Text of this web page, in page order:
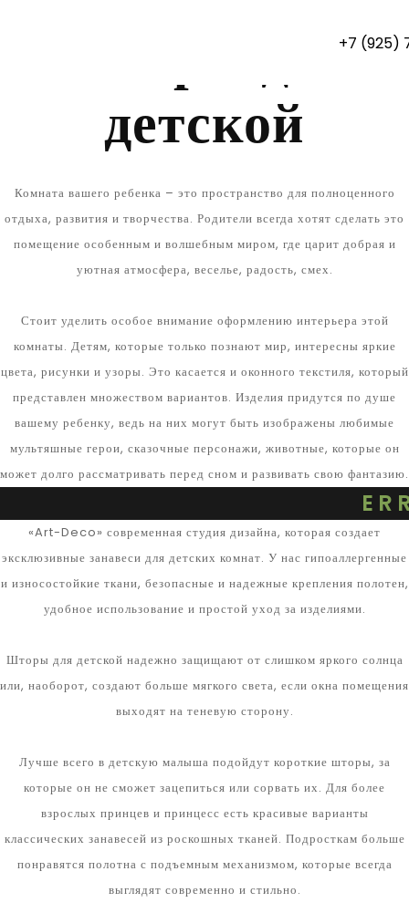
+7 (925)
Шторы для
детской
Комната вашего ребенка – это пространство для полноценного
отдыха, развития и творчества. Родители всегда хотят сделать это
помещение особенным и волшебным миром, где царит добрая и
уютная атмосфера, веселье, радость, смех.
Стоит уделить особое внимание оформлению интерьера этой
комнаты. Детям, которые только познают мир, интересны яркие
цвета, рисунки и узоры. Это касается и оконного текстиля, который
представлен множеством вариантов. Изделия придутся по душе
вашему ребенку, ведь на них могут быть изображены любимые
мультяшные герои, сказочные персонажи, животные, которые он
может долго рассматривать перед сном и развивать свою фантазию.
«Art-Deco» современная студия дизайна, которая создает
эксклюзивные занавеси для детских комнат. У нас гипоаллергенные
и износостойкие ткани, безопасные и надежные крепления полотен,
удобное использование и простой уход за изделиями.
Шторы для детской надежно защищают от слишком яркого солнца
или, наоборот, создают больше мягкого света, если окна помещения
выходят на теневую сторону.
Лучше всего в детскую малыша подойдут короткие шторы, за
которые он не сможет зацепиться или сорвать их. Для более
взрослых принцев и принцесс есть красивые варианты
классических занавесей из роскошных тканей. Подросткам больше
понравятся полотна с подъемным механизмом, которые всегда
выглядят современно и стильно.